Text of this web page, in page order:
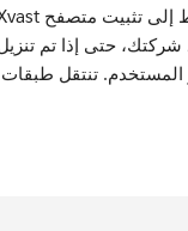
شركتك، حتى إذا تم
المستخدم. تنتقل